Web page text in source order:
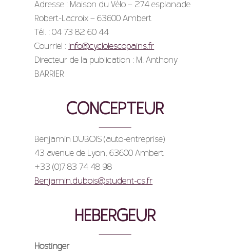
Adresse : Maison du Vélo – 274 esplanade
Robert-Lacroix – 63600 Ambert
Tél. : 04 73 82 60 44
Courriel : info@cyclolescopains.fr
Directeur de la publication : M. Anthony
BARRIER
CONCEPTEUR
Benjamin DUBOIS (auto-entreprise)
43 avenue de Lyon, 63600 Ambert
+33 (0)7 83 74 48 98
Benjamin.dubois@student-cs.fr
HEBERGEUR
Hostinger